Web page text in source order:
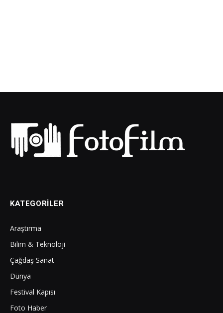
KATEGORILER
Araştırma
Bilim & Teknoloji
Çağdaş Sanat
Dünya
Festival Kapısı
Foto Haber